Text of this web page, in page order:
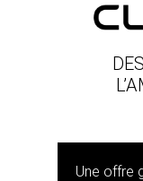
Une offre